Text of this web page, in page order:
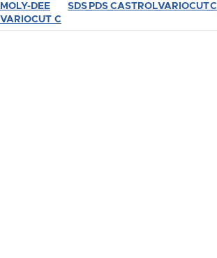
MOLY-DEE
VARIOCUT C
SDS_PDS_CASTROL_VARIOCUT_C